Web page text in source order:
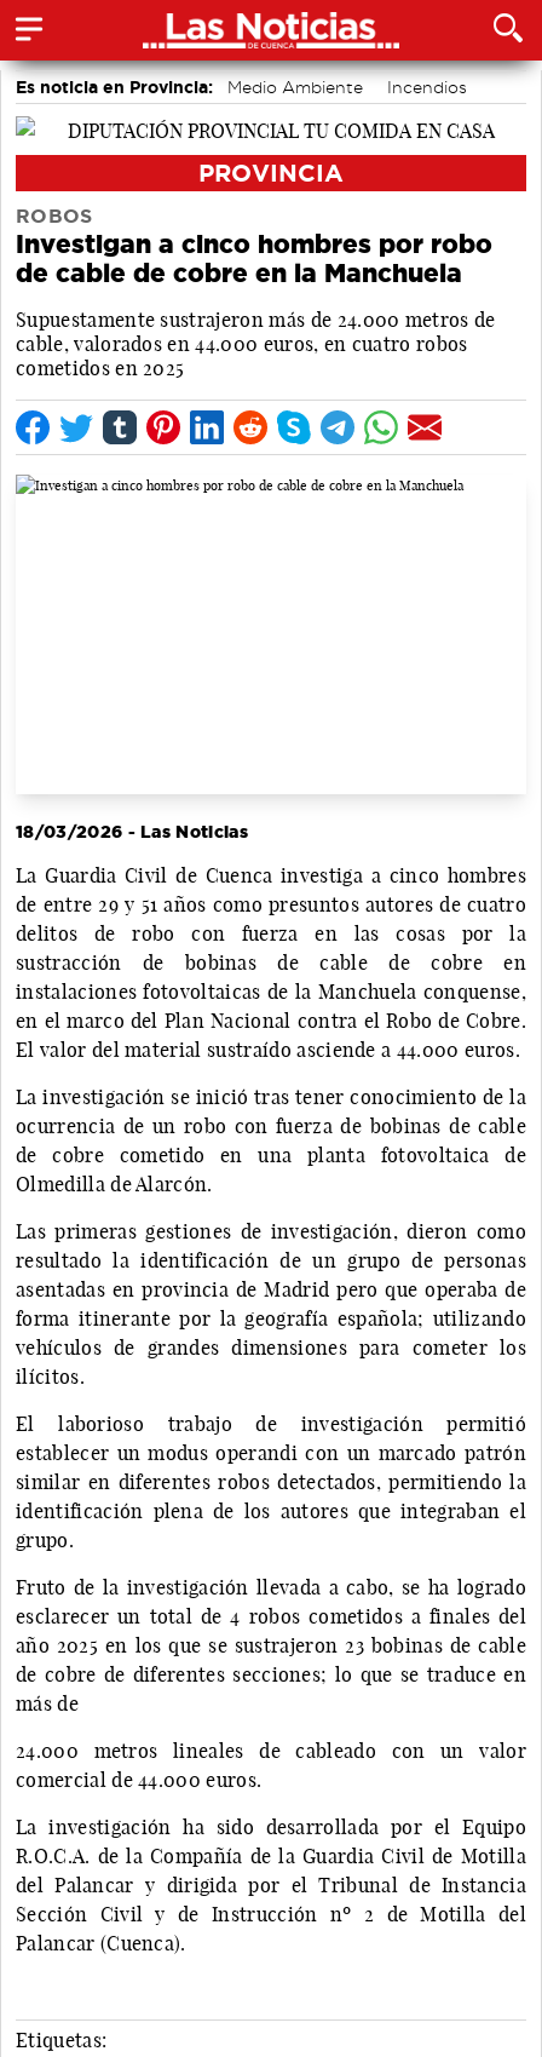
Es noticia en Provincia: Medio Ambiente
Incendios
accidentes laborales
PROVINCIA
ROBOS
Investigan a cinco hombres por robo
de cable de cobre en la Manchuela
Supuestamente sustrajeron más de 24.000 metros de
cable, valorados en 44.000 euros, en cuatro robos
cometidos en 2025
18/03/2026 - Las Noticias
La Guardia Civil de Cuenca investiga a cinco hombres
de entre 29 y 51 años como presuntos autores de cuatro
delitos de robo con fuerza en las cosas por la
sustracción de bobinas de cable de cobre en
instalaciones fotovoltaicas de la Manchuela conquense,
en el marco del Plan Nacional contra el Robo de Cobre.
El valor del material sustraído asciende a 44.000 euros.
La investigación se inició tras tener conocimiento de la
ocurrencia de un robo con fuerza de bobinas de cable
de cobre cometido en una planta fotovoltaica de
Olmedilla de Alarcón.
Las primeras gestiones de investigación, dieron como
resultado la identificación de un grupo de personas
asentadas en provincia de Madrid pero que operaba de
forma itinerante por la geografía española; utilizando
vehículos de grandes dimensiones para cometer los
ilícitos.
El laborioso trabajo de investigación permitió
establecer un modus operandi con un marcado patrón
similar en diferentes robos detectados, permitiendo la
identificación plena de los autores que integraban el
grupo.
Fruto de la investigación llevada a cabo, se ha logrado
esclarecer un total de 4 robos cometidos a finales del
año 2025 en los que se sustrajeron 23 bobinas de cable
de cobre de diferentes secciones; lo que se traduce en
más de
24.000 metros lineales de cableado con un valor
comercial de 44.000 euros.
La investigación ha sido desarrollada por el Equipo
R.O.C.A. de la Compañía de la Guardia Civil de Motilla
del Palancar y dirigida por el Tribunal de Instancia
Sección Civil y de Instrucción nº 2 de Motilla del
Palancar (Cuenca).
Etiquetas: